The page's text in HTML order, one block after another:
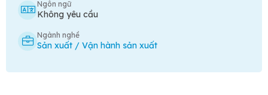
Ngôn ngữ
Không yêu cầu
Ngành nghề
Sản xuất / Vận hành sản xuất